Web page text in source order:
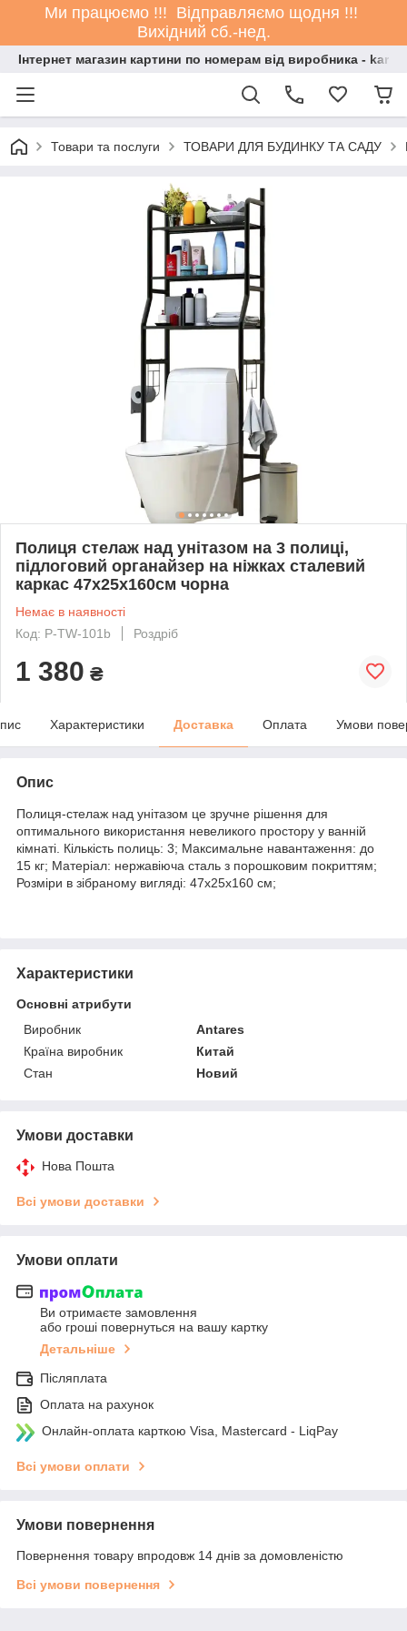
Ми працюємо !!! Відправляємо щодня !!!
Вихідний сб.-нед.
Інтернет магазин картини по номерам від виробника -
Товари та послуги ТОВАРИ ДЛЯ БУДИНКУ ТА САДУ
Полиця стелаж над унітазом на 3 полиці,
підлоговий органайзер на ніжках сталевий
каркас 47х25х160см чорна
Немає в наявності
Код: P-TW-101b
Роздріб
1 380 ₴
Характеристики Доставка Оплата Умови
Опис
Полиця-стелаж над унітазом це зручне рішення для
оптимального використання невеликого простору у ванній
кімнаті. Кількість полиць: 3; Максимальне навантаження: до
15 кг; Матеріал: нержавіюча сталь з порошковим покриттям;
Розміри в зібраному вигляді: 47х25х160 см;
Характеристики
Основні атрибути
Виробник
Antares
Країна виробник
Китай
Стан
Новий
Умови доставки
Нова Пошта
Всі умови доставки
Умови оплати
Ви отримаєте замовлення
або гроші повернуться на вашу картку
Детальніше
Післяплата
Оплата на рахунок
Онлайн-оплата карткою Visa, Mastercard - LiqPay
Всі умови оплати
Умови повернення
Повернення товару впродовж 14 днів за домовленістю
Всі умови повернення